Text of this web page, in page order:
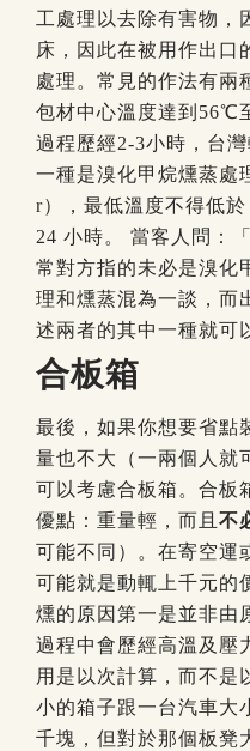
工處理以去除有害物，
床，因此在被用作出口
處理。常見的作法有兩
包材中心溫度達到56℃
過程歷經2-3小時，台
一種是溴化甲烷燻蒸處
r），最低溫度不得低
24 小時。
當客人問：
常對方指的未必是溴化
理和燻蒸混為一談，而
述兩者的其中一種就可
合板箱
最後，如果你想要省點
量也不大（一兩個人就
可以考慮合板箱。合板
優點：重量輕，而且 不
可能不同）。在寄空運
可能就是動輒上千元的
燻的原因第一是並非由
過程中會歷經高溫及壓
用是以次計算，而不是
小的箱子跟一台汽車大
千塊，但對於那個板凳